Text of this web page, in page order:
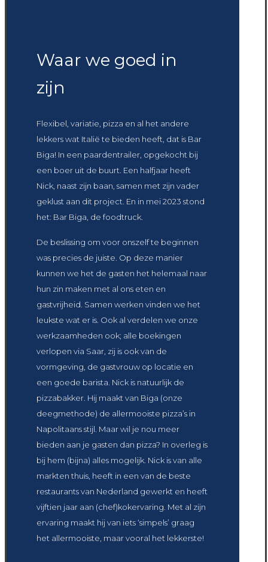
Waar we goed in
zijn
Flexibel, variatie, pizza en al het andere
lekkers wat Italië te bieden heeft, dat is Bar
Biga! In een paardentrailer, opgekocht bij
een boer uit de buurt. Een halfjaar heeft
Nick, naast zijn baan, samen met zijn vader
geklust aan dit project. En in mei 2023 stond
het: Bar Biga, de foodtruck.
De beslissing om voor onszelf te beginnen
was precies de juiste. Op deze manier
kunnen we het de gasten het helemaal naar
hun zin maken met al ons eten en
gastvrijheid. Samen werken vinden we het
leukste wat er is. Ook al verdelen we onze
werkzaamheden ook; alle boekingen
verlopen via Saar, zij is ook van de
vormgeving, de gastvrouw op locatie en
een goede barista. Nick is natuurlijk de
pizzabakker. Hij maakt van Biga (onze
deegmethode) de allermooiste pizza’s in
Napolitaans stijl. Maar wil je nou meer
bieden aan je gasten dan pizza? In overleg is
bij hem (bijna) alles mogelijk. Nick is van alle
markten thuis, heeft in een van de beste
restaurants van Nederland gewerkt en heeft
vijftien jaar aan (chef)kokervaring. Met al zijn
ervaring maakt hij van iets ‘simpels’ graag
het allermooiste, maar vooral het lekkerste!